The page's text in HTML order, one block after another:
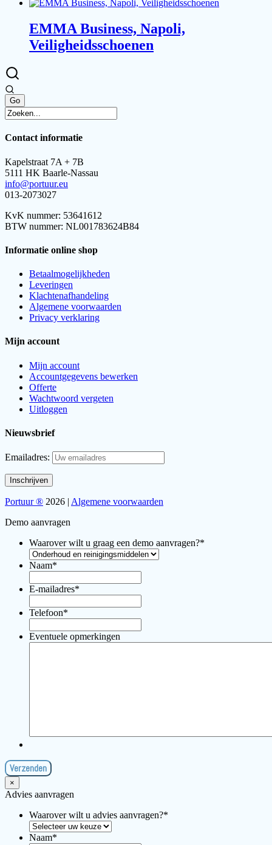
EMMA Business, Napoli,
Veiligheidsschoenen
Contact informatie
Kapelstraat 7A + 7B
5111 HK Baarle-Nassau
info@portuur.eu
013-2073027
KvK nummer: 53641612
BTW nummer: NL001783624B84
Informatie online shop
Betaalmogelijkheden
Leveringen
Klachtenafhandeling
Algemene voorwaarden
Privacy verklaring
Mijn account
Mijn account
Accountgegevens bewerken
Offerte
Wachtwoord vergeten
Uitloggen
Nieuwsbrief
Emailadres:
Portuur ® 2026 | Algemene voorwaarden
Demo aanvragen
Waarover wilt u graag een demo aanvragen?*
Naam*
E-mailadres*
Telefoon*
Eventuele opmerkingen
×
Advies aanvragen
Waarover wilt u advies aanvragen?*
Naam*